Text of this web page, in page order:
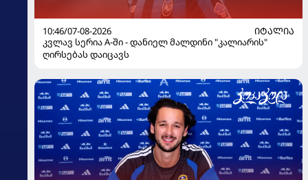
10:46/07-08-2026
ᲘᲢᲐᲚᲘᲐ
კვლავ სერია A-ში - დანიელ მალდინი "კალიარის"
ღირსებას დაიცავს